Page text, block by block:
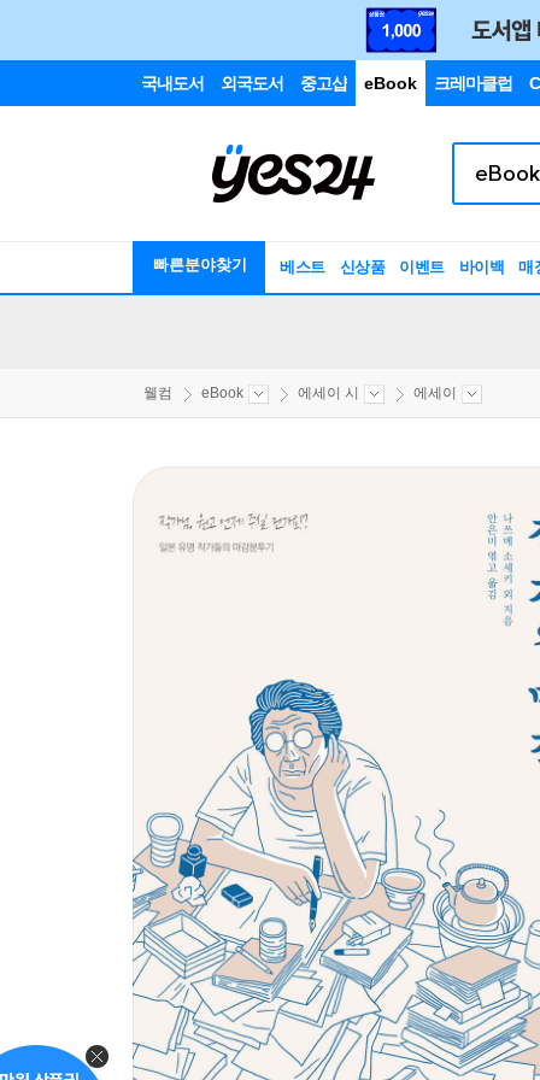
국내도서 외국도서 중고샵 eBook 크레마클럽
빠른분야찾기 베스트 신상품 이벤트 바이백 매
웰컴 eBook 에세이 시 에세이